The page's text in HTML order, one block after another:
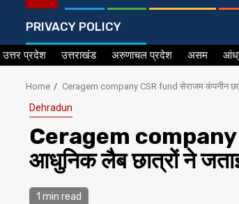
PRIVACY POLICY
उत्तर प्रदेश उत्तराखंड अरुणाचल प्रदेश असम
Home Ceragem company CSR fund सेराजम कंपनीन
Dehradun
Ceragem company
आधुनिक लैब छात्रों ने
1 min read